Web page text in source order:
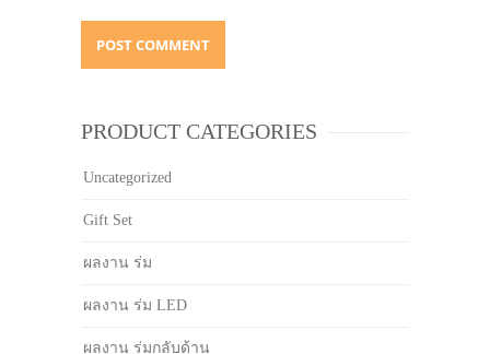
PRODUCT CATEGORIES
Uncategorized
Gift Set
ผลงาน ร่ม
ผลงาน ร่ม LED
ผลงาน ร่มกลับด้าน